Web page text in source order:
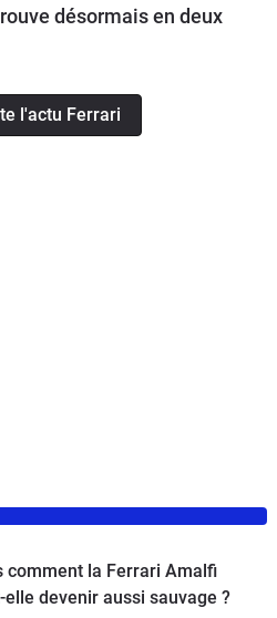
désormais en deux
l'actu Ferrari
comment la Ferrari Amalfi
elle devenir aussi sauvage ?